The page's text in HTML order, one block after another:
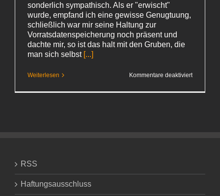
sonderlich sympathisch. Als er "erwischt"
wurde, empfand ich eine gewisse Genugtuung,
schließlich war mir seine Haltung zur
Vorratsdatenspeicherung noch präsent und
dachte mir, so ist das halt mit den Gruben, die
man sich selbst [...]
Weiterlesen Kommentare deaktiviertfür
RSS
Haftungsausschluss